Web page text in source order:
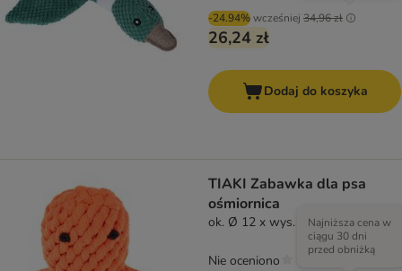
-24.94%wcześniej 34,96 zł
26,24 zł
Dodaj do koszyka
TIAKI Zabawka dla psa
ośmiornica
ok. Ø 12 x wys. 7 cmNajniższa cena w
ciągu 30 dni
przed obniżką
Nie oceniono